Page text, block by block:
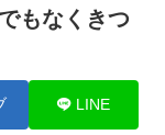
もなくきつ
LINE